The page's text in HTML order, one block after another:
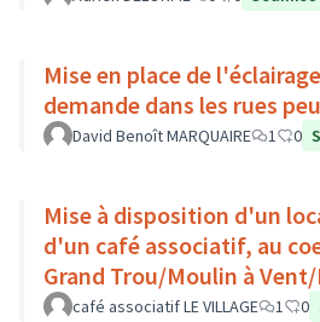
Mise en place de
demande dans les rues
David Benoît MARQUAIRE 1 0
Mise à disposition d'un
d'un café associatif, au
Grand Trou/Moulin à
café associatif LE VILLAGE 1 0